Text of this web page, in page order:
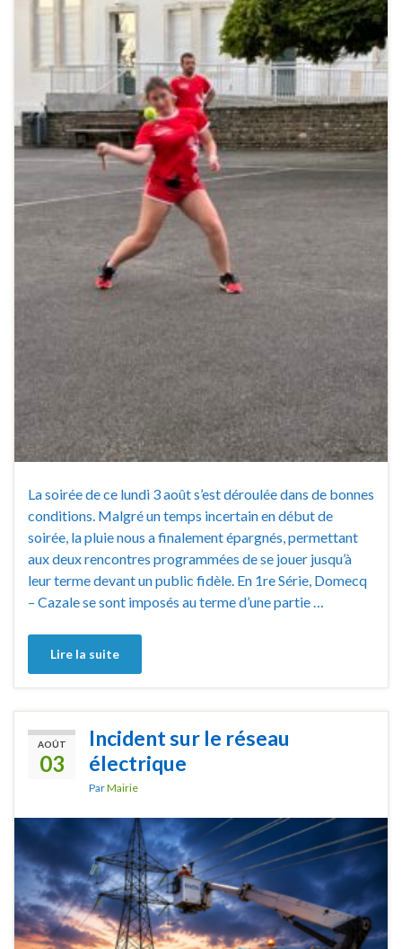
La soirée de ce lundi 3 août s’est déroulée dans de bonnes
conditions. Malgré un temps incertain en début de
soirée, la pluie nous a finalement épargnés, permettant
aux deux rencontres programmées de se jouer jusqu’à
leur terme devant un public fidèle. En 1re Série, Domecq
– Cazale se sont imposés au terme d’une partie …
Lire la suite
AOÛT
03
Incident sur le réseau
électrique
ParMairie